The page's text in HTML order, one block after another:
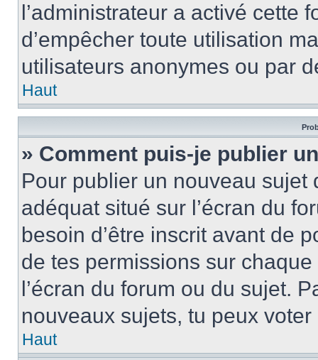
l’administrateur a activé cette
d’empêcher toute utilisation
utilisateurs anonymes ou par
Haut
» Comment puis-je publier
Pour publier un nouveau
adéquat situé sur l’écran du
besoin d’être inscrit avant de
de tes permissions sur
l’écran du forum ou du sujet.
nouveaux sujets, tu peux
Haut